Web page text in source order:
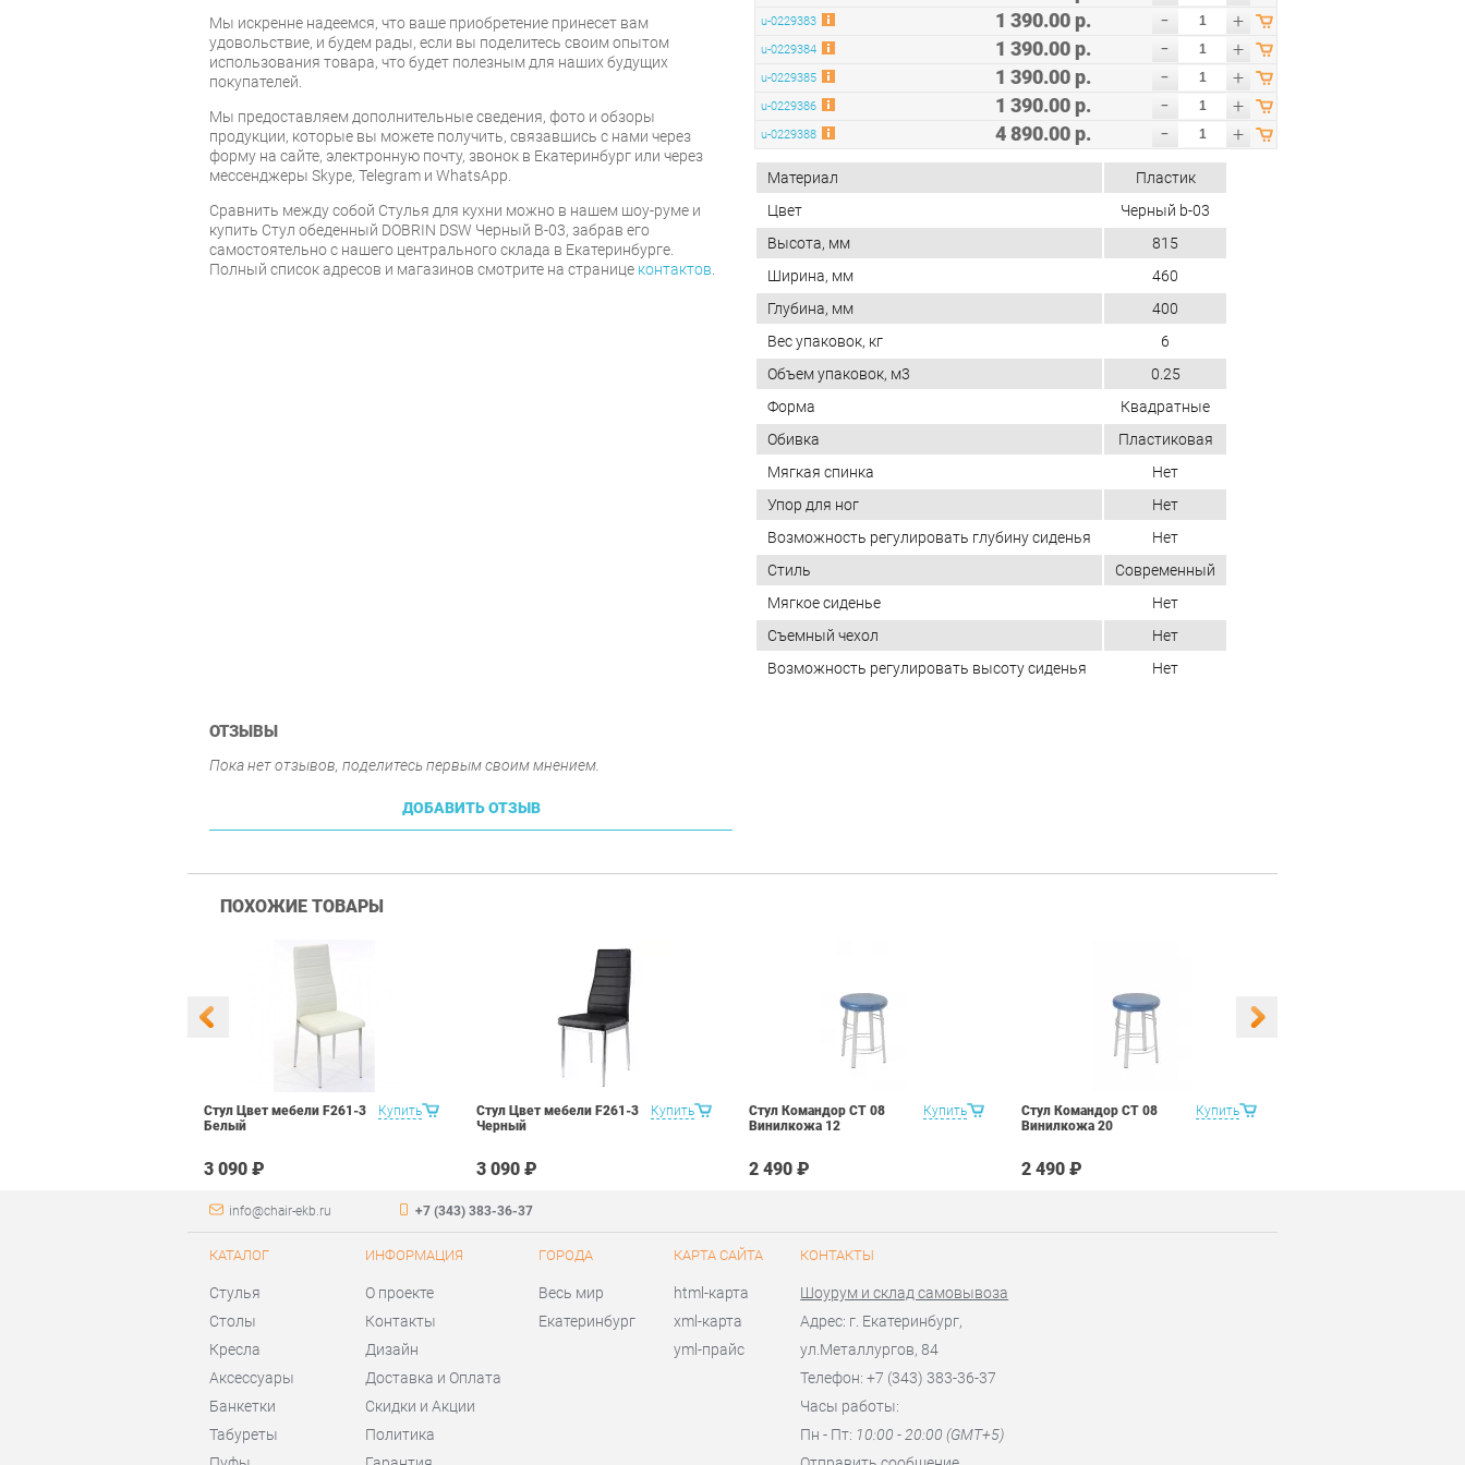
u-0229383 1 390.00 р. - +
u-0229384 1 390.00 р. - +
u-0229385 1 390.00 р. - +
u-0229386 1 390.00 р. - +
u-0229388 4 890.00 р. - +
Мы искренне надеемся, что ваше приобретение принесет вам
удовольствие, и будем рады, если вы поделитесь своим опытом
использования товара, что будет полезным для наших будущих
покупателей.
Мы предоставляем дополнительные сведения, фото и обзоры
продукции, которые вы можете получить, связавшись с нами через
форму на сайте, электронную почту, звонок в Екатеринбург или через
мессенджеры Skype, Telegram и WhatsApp.
Cравнить между собой Стулья для кухни можно в нашем шоу-руме и
купить Стул обеденный DOBRIN DSW Черный B-03, забрав его
самостоятельно с нашего центрального склада в Екатеринбурге.
Полный список адресов и магазинов смотрите на странице контактов
Материал
Пластик
Цвет
Черный b-03
Высота, мм
815
Ширина, мм
460
Глубина, мм
400
Вес упаковок, кг
6
Объем упаковок, м3
0.25
Форма
Квадратные
Обивка
Пластиковая
Мягкая спинка
Нет
Упор для ног
Нет
Возможность регулировать глубину сиденья
Нет
Стиль
Современный
Мягкое сиденье
Нет
Съемный чехол
Нет
Возможность регулировать высоту сиденья
Нет
ОТЗЫВЫ
Пока нет отзывов, поделитесь первым своим мнением.
ДОБАВИТЬ ОТЗЫВ
ПОХОЖИЕ ТОВАРЫ
Купить
Стул Цвет мебели F261-3
Белый
3 090 ₽
Купить
Стул Цвет мебели F261-3
Черный
3 090 ₽
Купить
Стул Командор СТ 08
Винилкожа 12
2 490 ₽
Купить
Стул Командор СТ 08
Винилкожа 20
2 490 ₽
info@chair-ekb.ru +7 (343) 383-36-37
КАТАЛОГ
Стулья
Столы
Кресла
Аксессуары
Банкетки
Табуреты
ИНФОРМАЦИЯ
О проекте
Контакты
Дизайн
Доставка и Оплата
Скидки и Акции
Политика
ГОРОДА
Весь мир
Екатеринбург
КАРТА САЙТА
html-карта
xml-карта
yml-прайс
КОНТАКТЫ
Шоурум и склад самовывоза
Адрес: г. Екатеринбург,
ул.Металлургов, 84
Телефон: +7 (343) 383-36-37
Часы работы:
Пн - Пт: 10:00 - 20:00 (GMT+5)